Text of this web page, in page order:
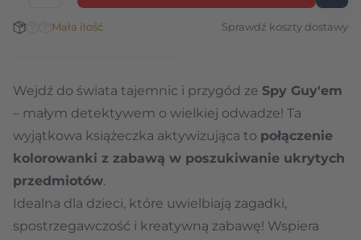
Stan magazynowy:
Mała ilość Sprawdź koszty dostawy
Wejdź do świata tajemnic i przygód ze Spy Guy'em
– małym detektywem o wielkiej odwadze! Ta
wyjątkowa książeczka aktywizująca to połączenie
kolorowanki z zabawą w poszukiwanie ukrytych
przedmiotów.
Idealna dla dzieci, które uwielbiają zagadki,
spostrzegawczość i kreatywną zabawę! Wspiera